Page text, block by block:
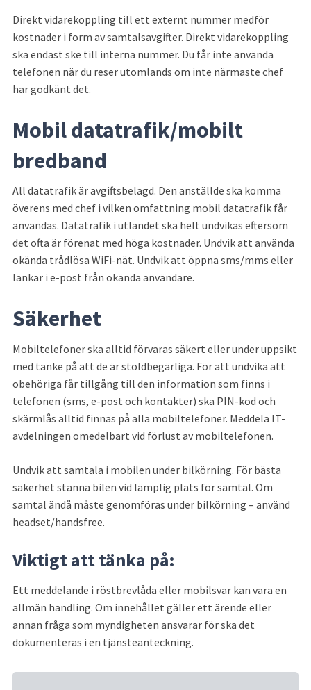
Direkt vidarekoppling till ett externt nummer medför
kostnader i form av samtalsavgifter. Direkt vidarekoppling
ska endast ske till interna nummer. Du får inte använda
telefonen när du reser utomlands om inte närmaste chef
har godkänt det.
Mobil datatrafik/mobilt
bredband
All datatrafik är avgiftsbelagd. Den anställde ska komma
överens med chef i vilken omfattning mobil datatrafik får
användas. Datatrafik i utlandet ska helt undvikas eftersom
det ofta är förenat med höga kostnader. Undvik att använda
okända trådlösa WiFi-nät. Undvik att öppna sms/mms eller
länkar i e-post från okända användare.
Säkerhet
Mobiltelefoner ska alltid förvaras säkert eller under uppsikt
med tanke på att de är stöldbegärliga. För att undvika att
obehöriga får tillgång till den information som finns i
telefonen (sms, e-post och kontakter) ska PIN-kod och
skärmlås alltid finnas på alla mobiltelefoner. Meddela IT-
avdelningen omedelbart vid förlust av mobiltelefonen.
Undvik att samtala i mobilen under bilkörning. För bästa
säkerhet stanna bilen vid lämplig plats för samtal. Om
samtal ändå måste genomföras under bilkörning – använd
headset/handsfree.
Viktigt att tänka på:
Ett meddelande i röstbrevlåda eller mobilsvar kan vara en
allmän handling. Om innehållet gäller ett ärende eller
annan fråga som myndigheten ansvarar för ska det
dokumenteras i en tjänsteanteckning.